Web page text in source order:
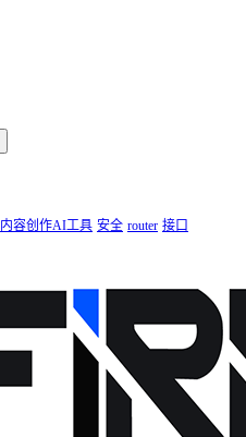
内容创作AI工具 安全 router 接口